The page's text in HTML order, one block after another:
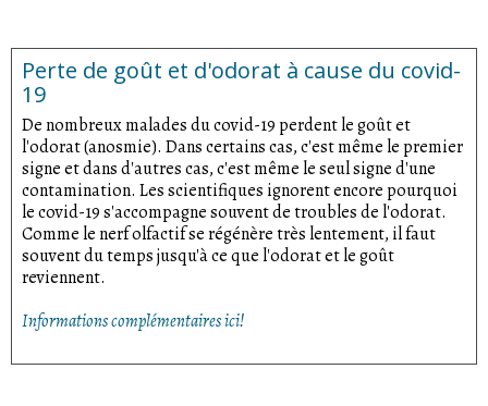
Perte de goût et d'odorat à cause du covid-
19
De nombreux malades du covid-19 perdent le goût et
l'odorat (anosmie). Dans certains cas, c'est même le premier
signe et dans d'autres cas, c'est même le seul signe d'une
contamination. Les scientifiques ignorent encore pourquoi
le covid-19 s'accompagne souvent de troubles de l'odorat.
Comme le nerf olfactif se régénère très lentement, il faut
souvent du temps jusqu'à ce que l'odorat et le goût
reviennent.
Informations complémentaires ici!